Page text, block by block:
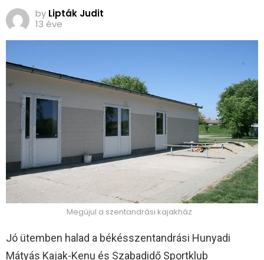
by Lipták Judit
13 éve
Megújul a szentandrási kajakház
Jó ütemben halad a békésszentandrási Hunyadi
Mátyás Kajak-Kenu és Szabadidő Sportklub